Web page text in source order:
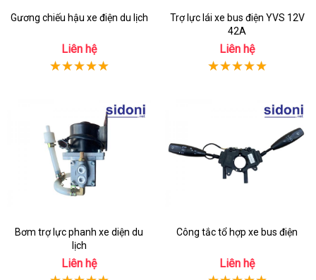
Gương chiếu hậu xe điện du lịch
Liên hệ
Trợ lực lái xe bus điện YVS 12V
42A
Liên hệ
Bơm trợ lực phanh xe diện du
lịch
Liên hệ
Công tắc tổ hợp xe bus điện
Liên hệ